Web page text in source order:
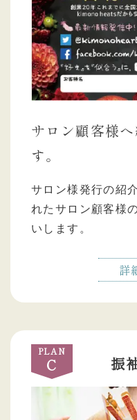
サロン顧客様
す。
サロン様発行の紹
れたサロン顧客様
いします。
詳
PLAN
C 振